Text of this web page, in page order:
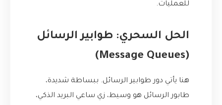
للعمليات.
الحل السحري: طوابير الرسائل
(Message Queues)
هنا يأتي دور طوابير الرسائل. ببساطة شديدة،
طابور الرسائل هو وسيط، زي ساعي البريد الذكي،